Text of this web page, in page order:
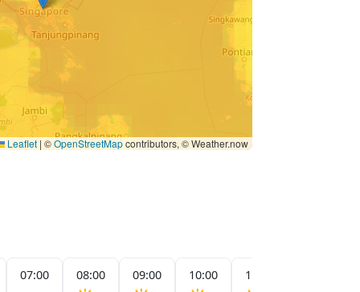
Leaflet | ©OpenStreetMapcontributors, © Weather.now
07:00 08:00 09:00 10:00 11:00